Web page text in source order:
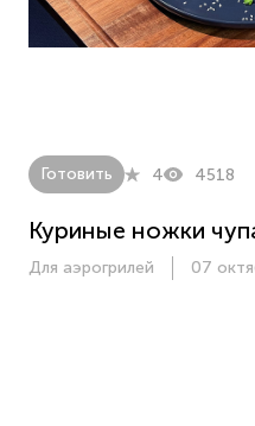
Готовить 4 4518
Куриные ножки
Для аэрогрилей 07